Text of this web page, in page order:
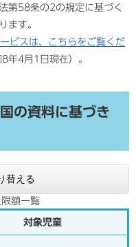
第58条の2の規定に基づく
ます。
ビスは、こちらをご覧くだ
8年4月1日現在）。
の資料に基づき
替える
額一覧
対象児童